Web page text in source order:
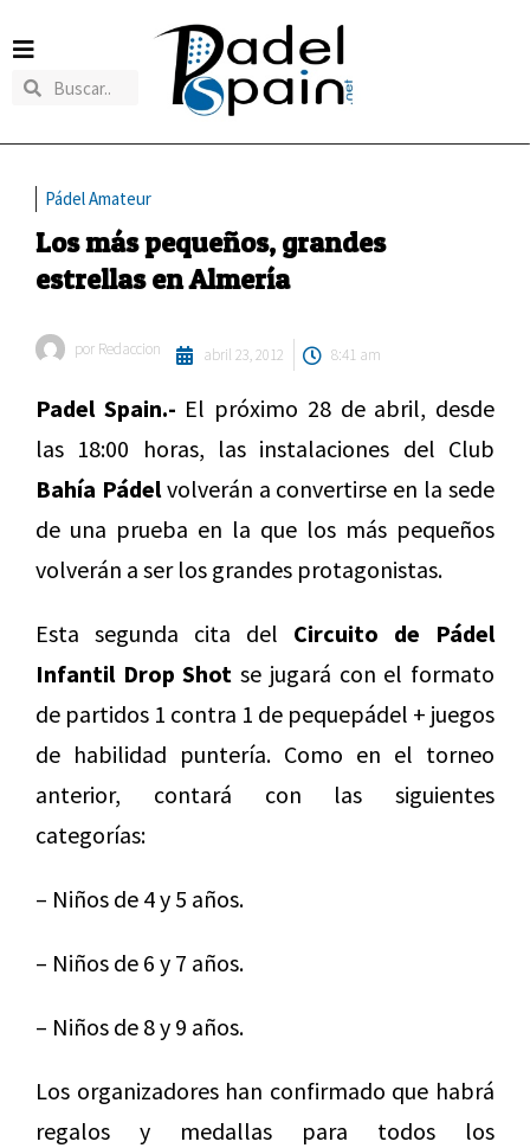
Pádel Amateur
Los más pequeños, grandes
estrellas en Almería
por Redaccion abril 23, 2012 8:41 am
Padel Spain.- El próximo 28 de abril, desde
las 18:00 horas, las instalaciones del Club
Bahía Pádelvolverán a convertirse en la sede
de una prueba en la que los más pequeños
volverán a ser los grandes protagonistas.
Esta segunda cita del Circuito de Pádel
Infantil Drop Shot se jugará con el formato
de partidos 1 contra 1 de pequepádel + juegos
de habilidad puntería. Como en el torneo
anterior, contará con las siguientes
categorías:
– Niños de 4 y 5 años.
– Niños de 6 y 7 años.
– Niños de 8 y 9 años.
Los organizadores han confirmado que habrá
regalos y medallas para todos los